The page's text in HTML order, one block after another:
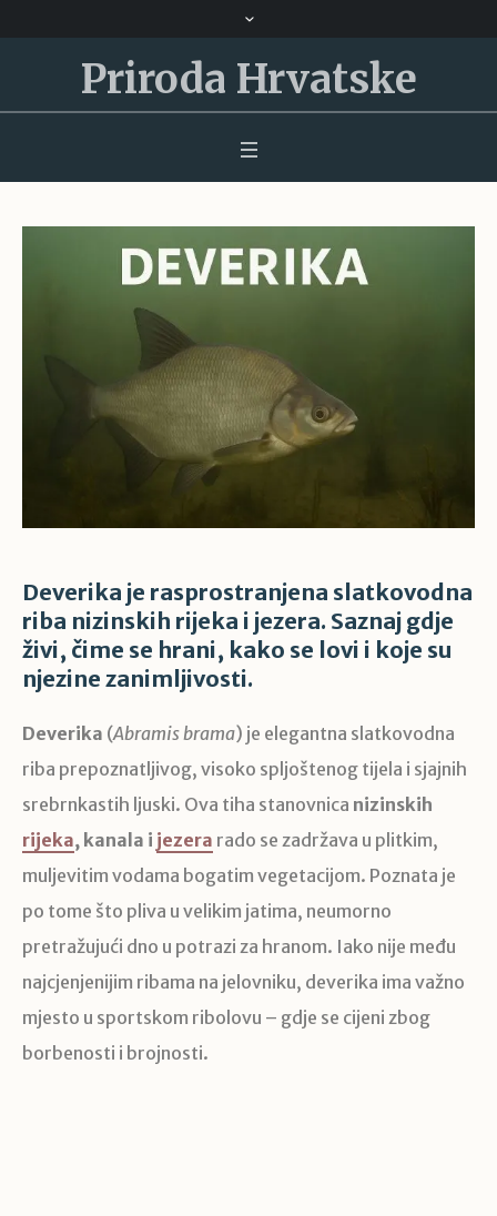
Priroda Hrvatske
Deverika je rasprostranjena slatkovodna
riba nizinskih rijeka i jezera. Saznaj gdje
živi, čime se hrani, kako se lovi i koje su
njezine zanimljivosti.
Deverika (Abramis brama) je elegantna slatkovodna
riba prepoznatljivog, visoko spljoštenog tijela i sjajnih
srebrnkastih ljuski. Ova tiha stanovnica nizinskih
rijeka, kanala i jezera rado se zadržava u plitkim,
muljevitim vodama bogatim vegetacijom. Poznata je
po tome što pliva u velikim jatima, neumorno
pretražujući dno u potrazi za hranom. Iako nije među
najcjenjenijim ribama na jelovniku, deverika ima važno
mjesto u sportskom ribolovu – gdje se cijeni zbog
borbenosti i brojnosti.